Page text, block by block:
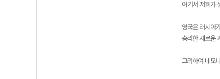
여기서 저희가
영국은 러시아
승리한 새로운
그리하여 네모